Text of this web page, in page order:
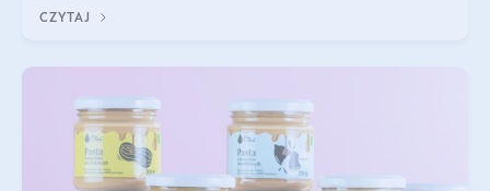
CZYTAJ